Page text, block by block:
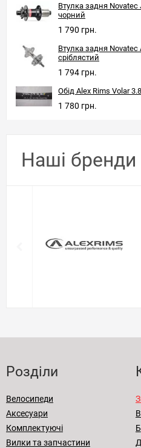
Втулка задня Novatec
чорний
1 790 грн.
Втулка задня Novatec
сріблястий
1 794 грн.
Обід Alex Rims Volar
1 780 грн.
Наші бренди
Розділи
Велосипеди
Аксесуари
Комплектуючі
Вилки та запчастини